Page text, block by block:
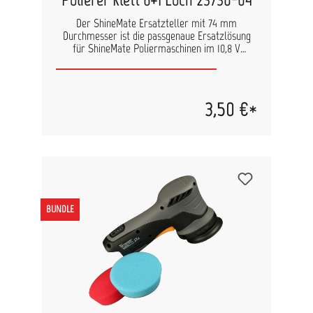
Der ShineMate Ersatzteller mit 74 mm
Durchmesser ist die passgenaue Ersatzlösung
für ShineMate Poliermaschinen im 10,8 V
ermöglicht er einen schnellen und sicheren
Arbeiten im Werkstattalltag. Das 6+1 Loch-
System sorgt für eine optimale Luftzirkulation
gewährleistet eine saubere Kraftübertragung
vom Gerät auf das Polierpad und sorgt für
kontrolliertes Arbeiten bei Korrektur- und
Finish-Anwendungen. Vorteile Ideal für Spot- &
Detailpolitur Klettaufnahme = schneller
Padwechsel 6+1 Loch-System = bessere
Luftzirkulation & Wärmeabfuhr Gleichmäßige
Kraftübertragung Technische Daten Modell:
23730-04 Durchmesser: 74 mm Aufnahme:
Klettsystem Lochsystem: 6+1 Loch
Einsatzbereich: Spot-Politur und Lackfinish
3,50 €*
BUNDLE